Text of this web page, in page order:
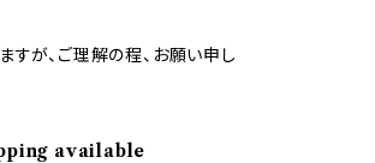
すが、ご理解の程、お願い申し
available